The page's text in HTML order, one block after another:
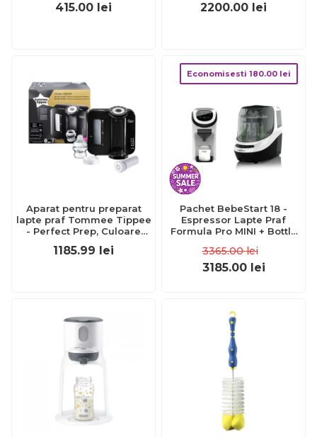
415.00 lei 2200.00 lei
Aparat pentru preparat
lapte praf Tommee Tippee
- Perfect Prep, Culoare
1185.99 lei
Economisesti 180.00 lei
Pachet BebeStart 18 -
Espressor Lapte Praf
Formula Pro MINI + Bottle
3365.00 lei
3185.00 lei